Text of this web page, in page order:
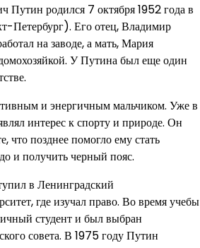
Путин родился 7 октября 1952 года в
Петербург). Его отец, Владимир
на заводе, а мать, Мария
У Путина был еще один
и энергичным мальчиком. Уже в
интерес к спорту и природе. Он
что позднее помогло ему стать
и получить черный пояс.
в Ленинградский
где изучал право. Во время учебы
студент и был выбран
совета. В 1975 году Путин